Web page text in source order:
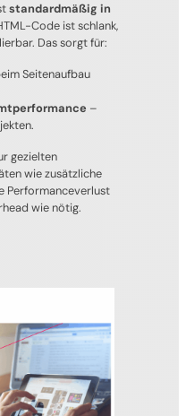
standardmäßig in
Code ist schlank,
Das sorgt für:
Seitenaufbau
–
gezielten
wie zusätzliche
Performanceverlust
wie nötig.